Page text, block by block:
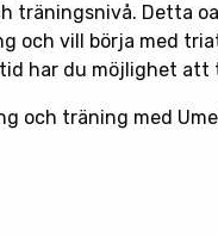
träningsnivå. Detta
och vill börja med
har du möjlighet att
och träning med